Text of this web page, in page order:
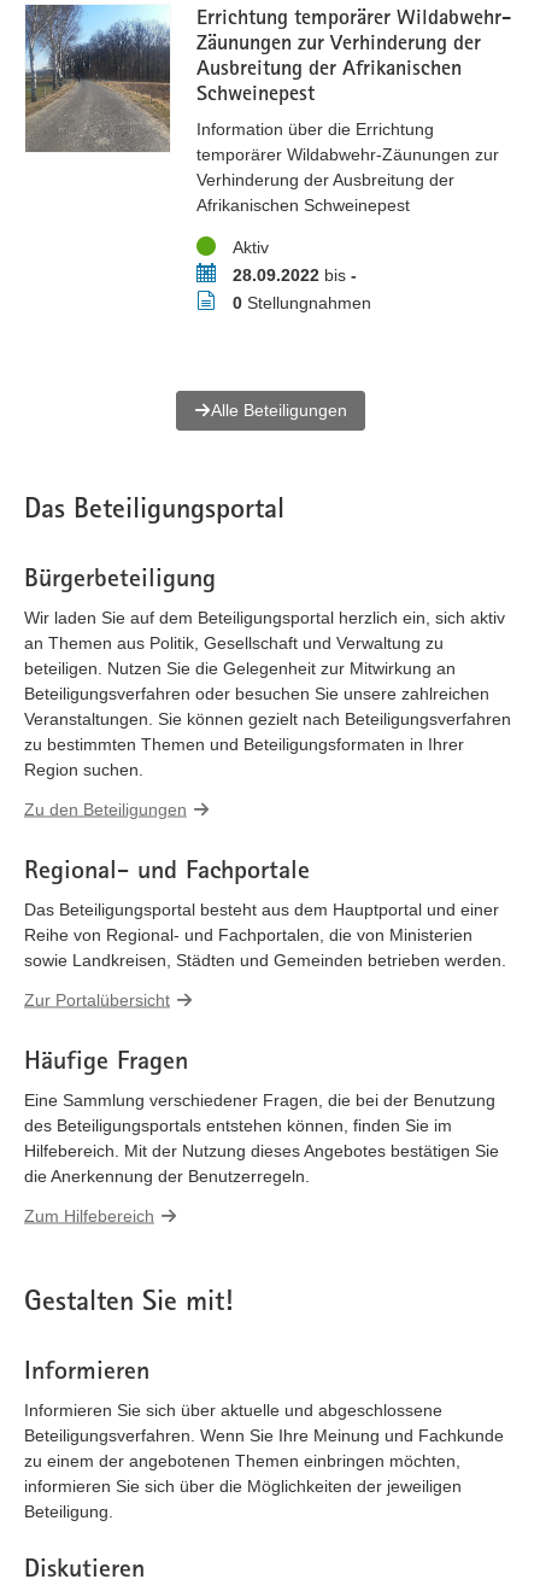
Errichtung temporärer Wildabwehr-
Zäunungen zur Verhinderung der
Ausbreitung der Afrikanischen
Schweinepest
Information über die Errichtung
temporärer Wildabwehr-Zäunungen zur
Verhinderung der Ausbreitung der
Afrikanischen Schweinepest
StatusAktiv
Zeitraum28.09.2022bis -
Stellungnahmen
0Stellungnahmen
Alle Beteiligungen
Das Beteiligungsportal
Bürgerbeteiligung
Wir laden Sie auf dem Beteiligungsportal herzlich ein, sich aktiv
an Themen aus Politik, Gesellschaft und Verwaltung zu
beteiligen. Nutzen Sie die Gelegenheit zur Mitwirkung an
Beteiligungsverfahren oder besuchen Sie unsere zahlreichen
Veranstaltungen. Sie können gezielt nach Beteiligungsverfahren
zu bestimmten Themen und Beteiligungsformaten in Ihrer
Region suchen.
Zu den Beteiligungen
Regional- und Fachportale
Das Beteiligungsportal besteht aus dem Hauptportal und einer
Reihe von Regional- und Fachportalen, die von Ministerien
sowie Landkreisen, Städten und Gemeinden betrieben werden.
Zur Portalübersicht
Häufige Fragen
Eine Sammlung verschiedener Fragen, die bei der Benutzung
des Beteiligungsportals entstehen können, finden Sie im
Hilfebereich. Mit der Nutzung dieses Angebotes bestätigen Sie
die Anerkennung der Benutzerregeln.
Zum Hilfebereich
Gestalten Sie mit!
Informieren
Informieren Sie sich über aktuelle und abgeschlossene
Beteiligungsverfahren. Wenn Sie Ihre Meinung und Fachkunde
zu einem der angebotenen Themen einbringen möchten,
informieren Sie sich über die Möglichkeiten der jeweiligen
Beteiligung.
Diskutieren